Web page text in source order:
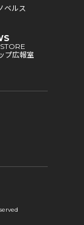
ベルス
プ広報室